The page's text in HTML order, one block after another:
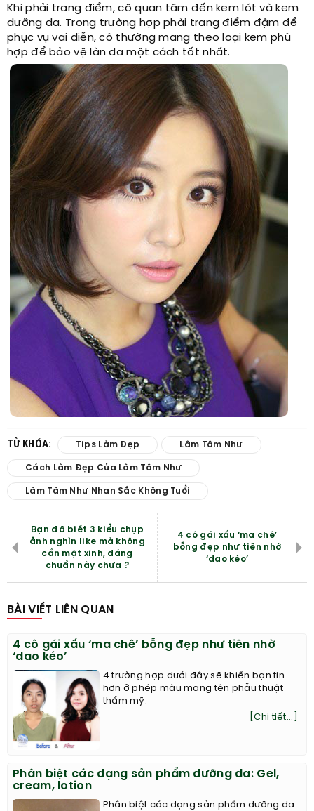
Khi phải trang điểm, cô quan tâm đến kem lót và kem
dưỡng da. Trong trường hợp phải trang điểm đậm để
phục vụ vai diễn, cô thường mang theo loại kem phù
hợp để bảo vệ làn da một cách tốt nhất.
TỪ KHÓA: Tips Làm Đẹp Lâm Tâm Như
Cách Làm Đẹp Của Lâm Tâm Như
Lâm Tâm Như Nhan Sắc Không Tuổi
Bạn đã biết 3 kiểu chụp
ảnh nghìn like mà không
cần mặt xinh, dáng
chuẩn này chưa ?
4 cô gái xấu ‘ma chê’
bỗng đẹp như tiên nhờ
‘dao kéo’
BÀI VIẾT LIÊN QUAN
4 cô gái xấu ‘ma chê’ bỗng đẹp như tiên nhờ
‘dao kéo’
4 trường hợp dưới đây sẽ khiến bạn tin
hơn ở phép màu mang tên phẫu thuật
thẩm mỹ.
[Chi tiết...]
Phân biệt các dạng sản phẩm dưỡng da: Gel,
cream, lotion
Phân biệt các dạng sản phẩm dưỡng da